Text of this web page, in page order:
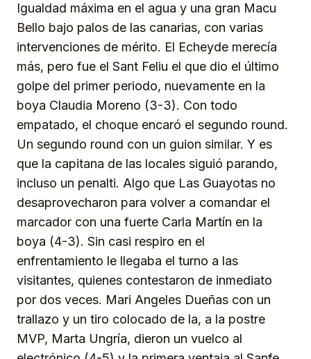
Igualdad máxima en el agua y una gran Macu
Bello bajo palos de las canarias, con varias
intervenciones de mérito. El Echeyde merecía
más, pero fue el Sant Feliu el que dio el último
golpe del primer periodo, nuevamente en la
boya Claudia Moreno (3-3). Con todo
empatado, el choque encaró el segundo round.
Un segundo round con un guion similar. Y es
que la capitana de las locales siguió parando,
incluso un penalti. Algo que Las Guayotas no
desaprovecharon para volver a comandar el
marcador con una fuerte Carla Martín en la
boya (4-3). Sin casi respiro en el
enfrentamiento le llegaba el turno a las
visitantes, quienes contestaron de inmediato
por dos veces. Mari Angeles Dueñas con un
trallazo y un tiro colocado de la, a la postre
MVP, Marta Ungría, dieron un vuelco al